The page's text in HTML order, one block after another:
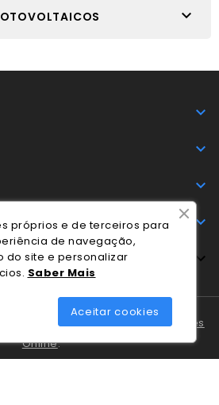






disponível o
Livro de Reclamações
Online.
pode recorrer aoCentro
próprios e de terceiros para
de navegação,
do site e personalizar
Saber Mais
Aceitar cookies